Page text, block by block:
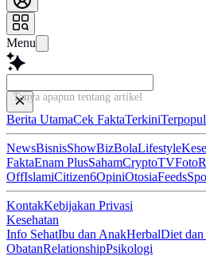
Menu
Tanya apapun tentang artikel ini...
Berita UtamaCek FaktaTerkini
NewsBisnisShowBizBolaLifestyle
FaktaEnam PlusSahamCryptoTVFoto
OffIslamiCitizen6OpiniOtosiaFeeds
KontakKebijakan Privasi
Kesehatan
Info SehatIbu dan AnakHerbalDiet dan
ObatanRelationshipPsikologi